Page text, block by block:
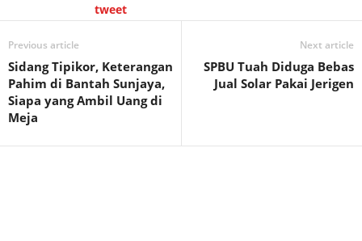
tweet
Previous article
Sidang Tipikor, Keterangan
Pahim di Bantah Sunjaya,
Siapa yang Ambil Uang di
Meja
Next article
SPBU Tuah Diduga Bebas
Jual Solar Pakai Jerigen